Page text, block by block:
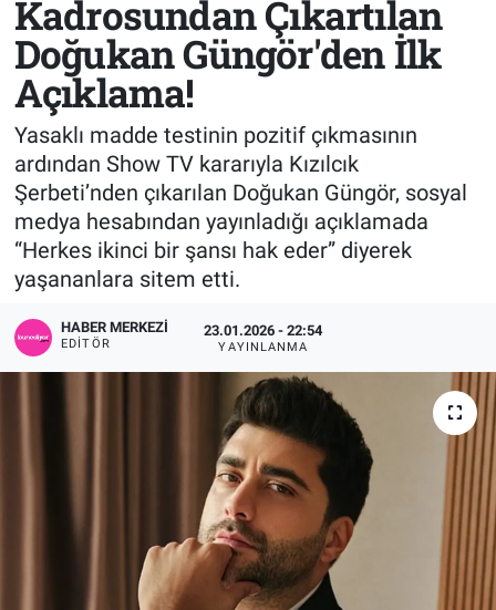
Kadrosundan Çıkartılan
Doğukan Güngör'den İlk
Açıklama!
Yasaklı madde testinin pozitif çıkmasının
ardından Show TV kararıyla Kızılcık
Şerbeti’nden çıkarılan Doğukan Güngör, sosyal
medya hesabından yayınladığı açıklamada
“Herkes ikinci bir şansı hak eder” diyerek
yaşananlara sitem etti.
HABER MERKEZI
EDITÖR
23.01.2026 - 22:54
YAYINLANMA
Sağlık
Spor
Teknoloji
Tv Medya
KÜLTÜR SANAT